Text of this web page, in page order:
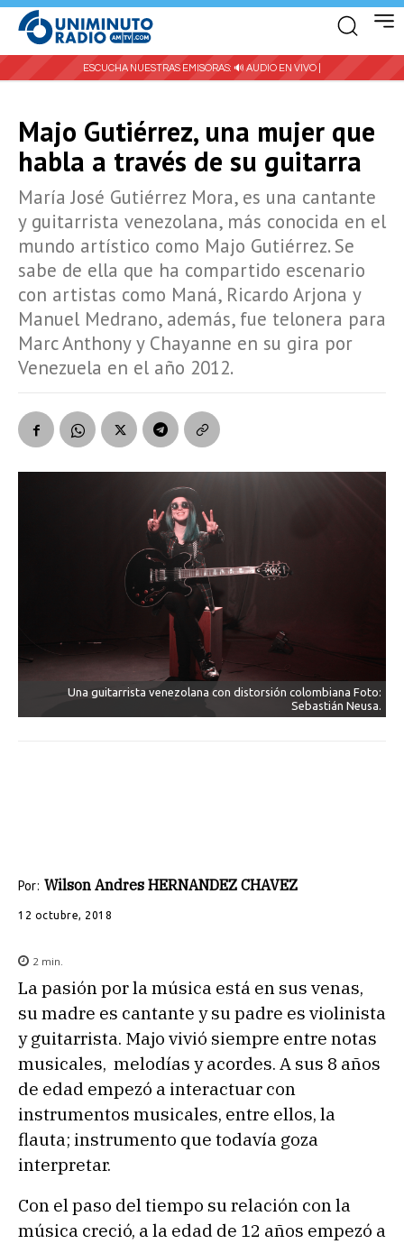
ESCUCHA NUESTRAS EMISORAS: 🔊 AUDIO EN VIVO |
Majo Gutiérrez, una mujer que
habla a través de su guitarra
María José Gutiérrez Mora, es una cantante
y guitarrista venezolana, más conocida en el
mundo artístico como Majo Gutiérrez. Se
sabe de ella que ha compartido escenario
con artistas como Maná, Ricardo Arjona y
Manuel Medrano, además, fue telonera para
Marc Anthony y Chayanne en su gira por
Venezuela en el año 2012.
Una guitarrista venezolana con distorsión colombiana Foto:
Sebastián Neusa.
Por: Wilson Andres HERNANDEZ CHAVEZ
12 octubre, 2018
2 min.
La pasión por la música está en sus venas,
su madre es cantante y su padre es violinista
y guitarrista. Majo vivió siempre entre notas
musicales, melodías y acordes. A sus 8 años
de edad empezó a interactuar con
instrumentos musicales, entre ellos, la
flauta; instrumento que todavía goza
interpretar.
Con el paso del tiempo su relación con la
música creció, a la edad de 12 años empezó a